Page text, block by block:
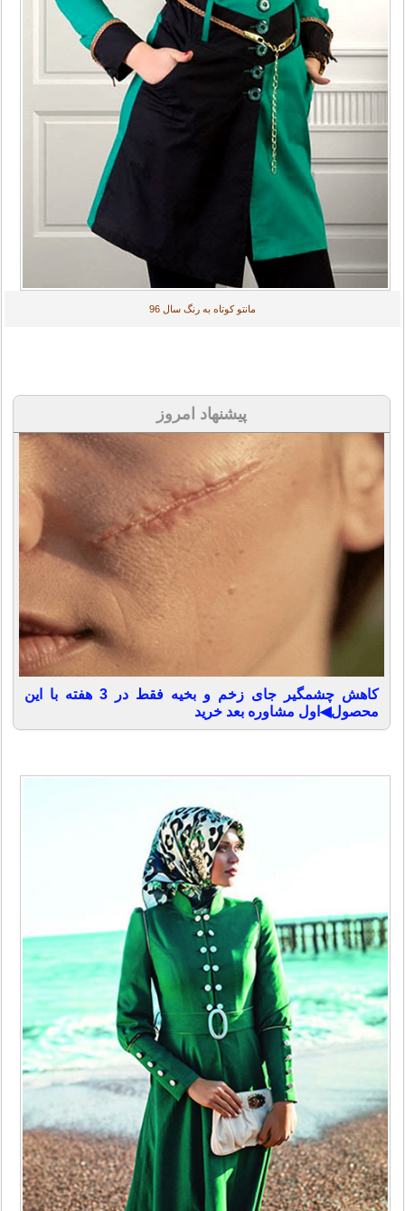
مانتو کوتاه به رنگ سال 96
پیشنهاد امروز
کاهش چشمگیر جای زخم و بخیه فقط در 3 هفته با این
محصول◀اول مشاوره بعد خرید